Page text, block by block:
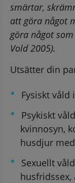
smärtar,
att göra något
göra något
Vold 2005).
Utsätter din
Fysiskt våld
Psykiskt
kvinnosyn,
husdjur
Sexuellt